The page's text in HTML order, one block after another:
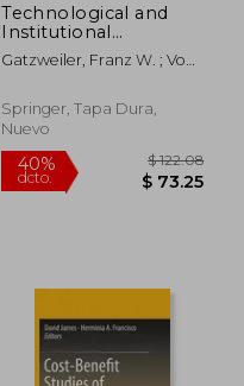
45%
dcto.
Technological and
Institutional
Innovations for
Marginalized
Agricultural
Development (en
Gatzweiler, Franz W. ; Von
Springer, Tapa Dura,
Nuevo